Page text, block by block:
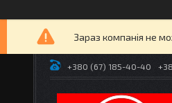
Зараз компанія не
+380 (67) 185-40-40